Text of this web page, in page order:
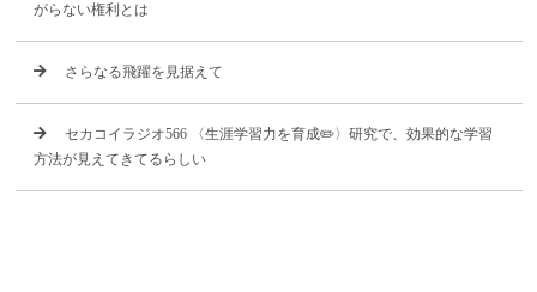
がらない権利とは
さらなる飛躍を見据えて
セカコイラジオ566 〈生涯学習力を育成✏️〉研究で、効果的な学習
方法が見えてきてるらしい